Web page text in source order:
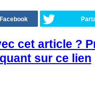
cet article ?
sur ce lien